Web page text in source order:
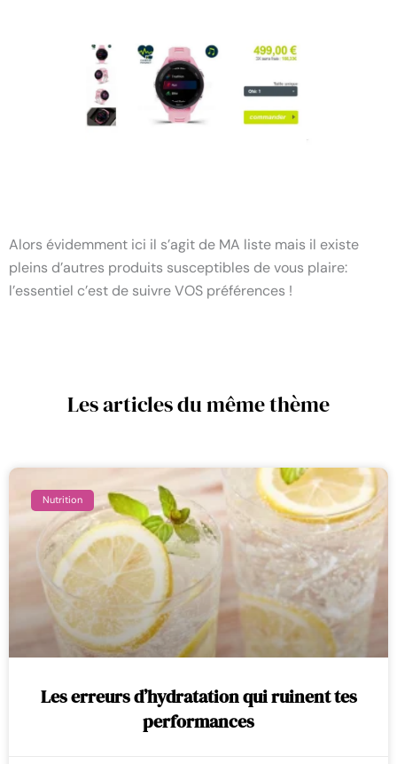
Alors évidemment ici il s’agit de MA liste mais il existe
pleins d’autres produits susceptibles de vous plaire:
l’essentiel c’est de suivre VOS préférences !
Les articles du même thème
Nutrition
Les erreurs d’hydratation qui ruinent tes
performances